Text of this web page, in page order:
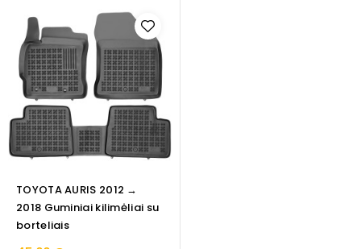
TOYOTA AURIS 2012 →
2018 Guminiai kilimėliai su
borteliais